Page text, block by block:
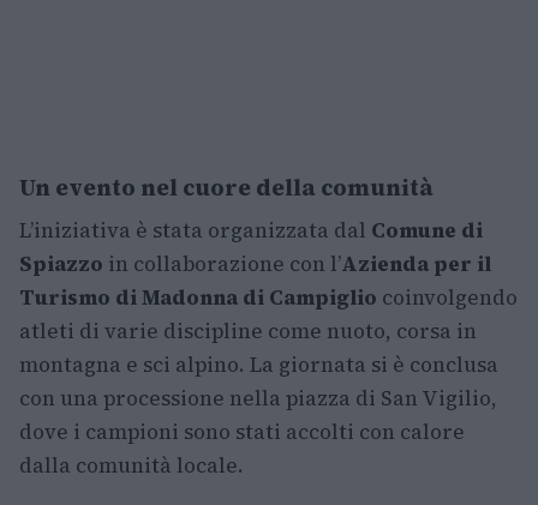
Un evento nel cuore della comunità
L’iniziativa è stata organizzata dal Comune di
Spiazzo in collaborazione con l’Azienda per il
Turismo di Madonna di Campiglio coinvolgendo
atleti di varie discipline come nuoto, corsa in
montagna e sci alpino. La giornata si è conclusa
con una processione nella piazza di San Vigilio,
dove i campioni sono stati accolti con calore
dalla comunità locale.